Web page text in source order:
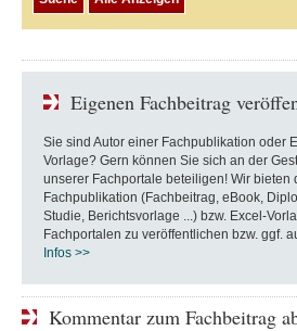
Eigenen Fachbeitrag
Sie sind Autor einer Fachpublikation oder
Vorlage? Gern können Sie sich an der
unserer Fachportale beteiligen! Wir bieten
Fachpublikation (Fachbeitrag, eBook,
Studie, Berichtsvorlage ...) bzw. Excel-
Fachportalen zu veröffentlichen bzw. ggf.
Infos >>
Kommentar zum Fachbeitrag